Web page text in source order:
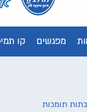
מפגשים קו
תומכות